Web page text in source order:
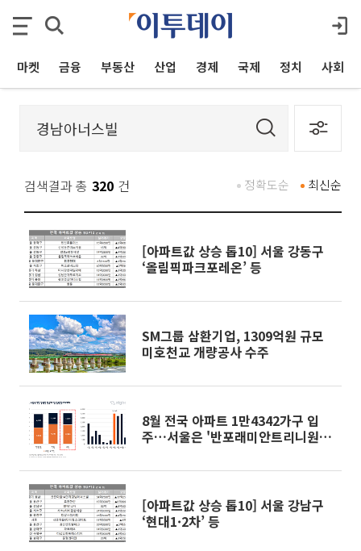
마켓 금융 부동산 산업 경제 국제 정치 사회
검색결과 총 320 건 최신순
정확도순
[아파트값 상승 톱10] 서울 강동구
‘올림픽파크포레온’ 등
SM그룹 삼환기업, 1309억원 규모
미호천교 개량공사 수주
8월 전국 아파트 1만4342가구 입
주…서울은 '반포래미안트리니원'
[아파트값 상승 톱10] 서울 강남구
‘현대1·2차’ 등